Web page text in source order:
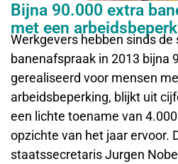
Bijna 90.000 extra
met een
Werkgevers hebben sinds de
banenafspraak in 2013 bijna
gerealiseerd voor mensen
arbeidsbeperking, blijkt uit
een lichte toename van
opzichte van het jaar ervoor.
staatssecretaris Jurgen